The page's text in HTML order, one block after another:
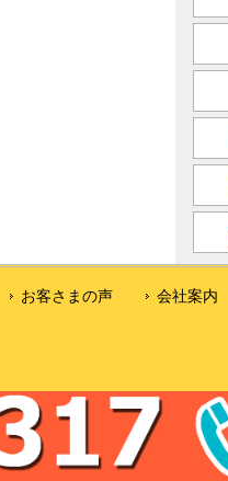
お客さまの声 会社案内